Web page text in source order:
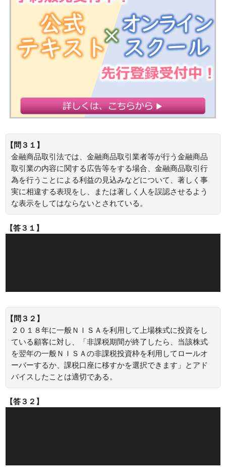
【問３１】
金融商品取引法では、金融商品取引業者等が行う金融商品
取引業の内容に関する広告等をする場合、金融商品取引行
為を行うことによる利益の見込みなどについて、著しく事
実に相違する表現をし、または著しく人を誤認させるよう
な表示をしてはならないとされている。
【答３１】
【問３２】
２０１８年に一般ＮＩＳＡを利用して上場株式に投資をし
ている顧客に対し、「非課税期間が終了したら、当該株式
を翌年の一般ＮＩＳＡの非課税投資枠を利用してロールオ
ーバーするか、課税口座に移すかを選択できます」とアド
バイスしたことは適切である。
【答３２】